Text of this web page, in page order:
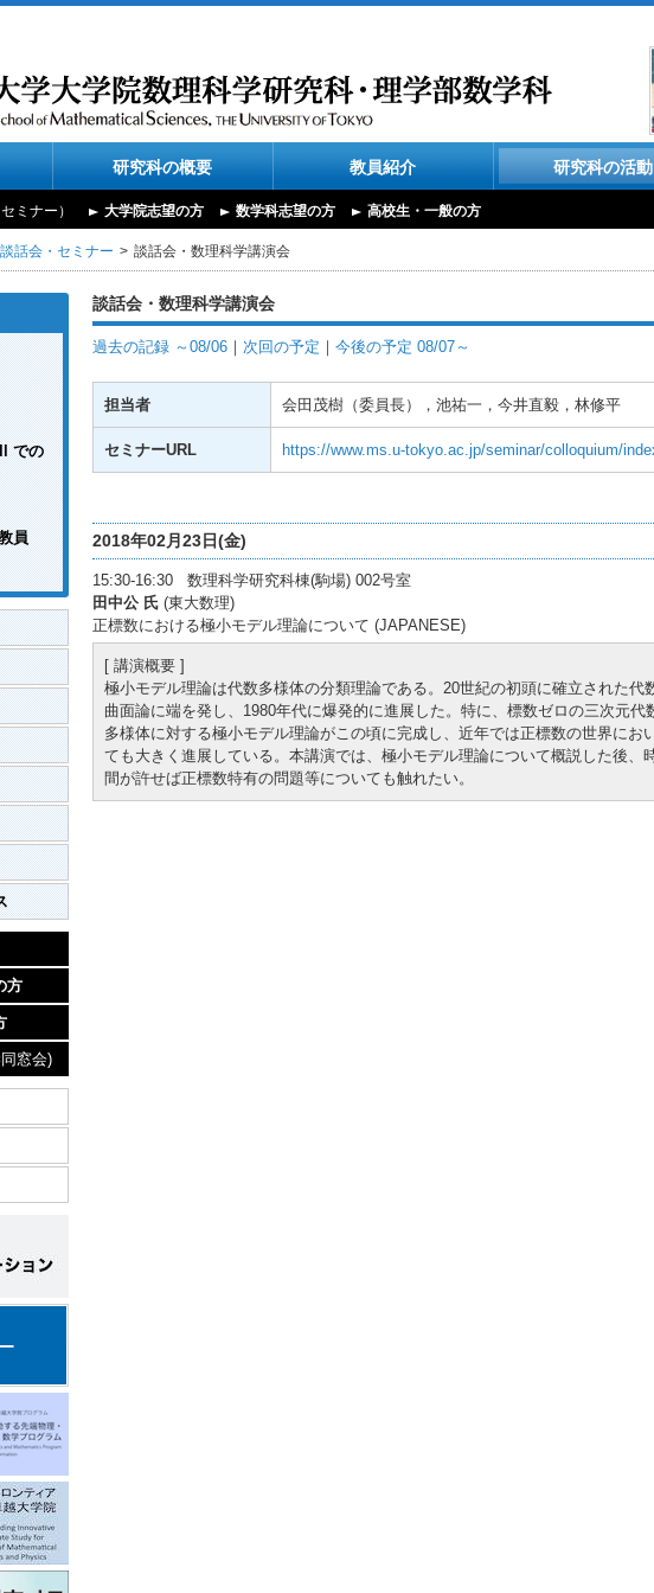
研究科の概要 教員紹介 研究科の活動
ミナー） 大学院志望の方 数学科志望の方 高校生・一般の方
談話会・セミナー 談話会・数理科学講演会
での
員
方
窓会)
談話会・数理科学講演会
過去の記録 ～08/06 ｜ 次回の予定 ｜ 今後の予定 08/07～
担当者 会田茂樹（委員長），池祐一，今井直毅，林修平
セミナーURL https://www.ms.u-tokyo.ac.jp/seminar/colloquium/
2018年02月23日(金)
15:30-16:30 数理科学研究科棟(駒場) 002号室
田中公 氏 (東大数理)
正標数における極小モデル理論について (JAPANESE)
[ 講演概要 ]
極小モデル理論は代数多様体の分類理論である。20世紀の初頭に確立された代
曲面論に端を発し、1980年代に爆発的に進展した。特に、標数ゼロの三次元代
多様体に対する極小モデル理論がこの頃に完成し、近年では正標数の世界にお
ても大きく進展している。本講演では、極小モデル理論について概説した後、
間が許せば正標数特有の問題等についても触れたい。